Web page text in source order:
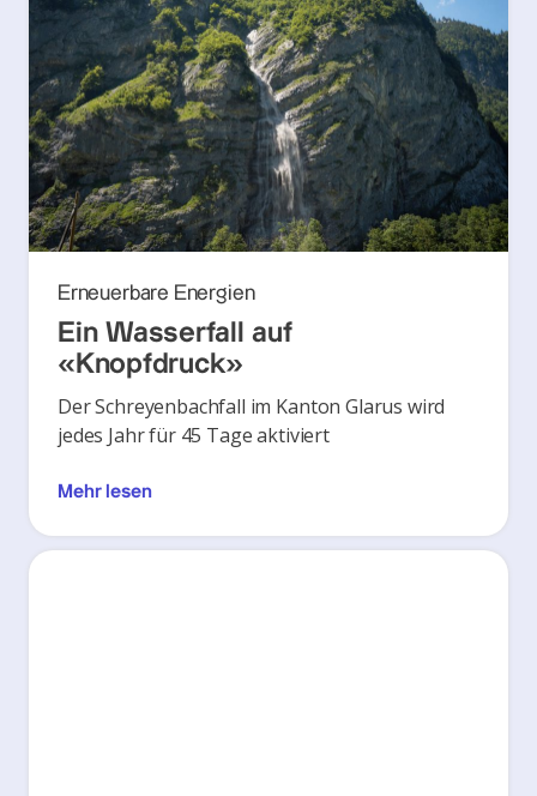
Erneuerbare Energien
Ein Wasserfall auf
«Knopfdruck»
Der Schreyenbachfall im Kanton Glarus wird
jedes Jahr für 45 Tage aktiviert
Mehr lesen